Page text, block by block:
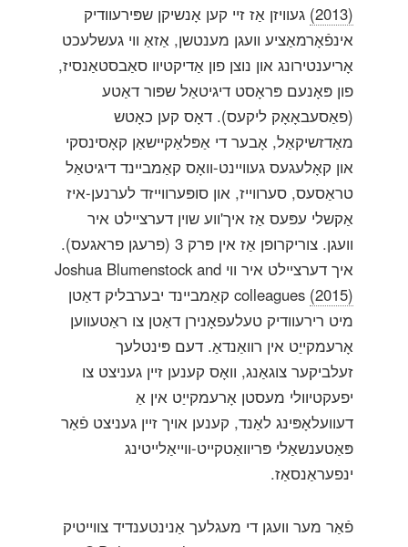
(2013)
געוויזן אַז זיי קען אָנשיקן שפּירעוודיק
אינפֿאָרמאַציע וועגן מענטשן, אַזאַ ווי געשלעכט
אָריענטירונג און נוצן פון אַדיקטיוו סאַבסטאַנסיז,
פון פּאָנעם פּראָסט דיגיטאַל שפּור דאַטע
(פאַסעבאָאָק ליקעס). דאָס קען כאָטש
מאַדזשיקאַל, אָבער די אַפּלאַקיישאַן קאָסינסקי
און קאָלעגעס געוויינט-וואָס קאַמביינד דיגיטאַל
טראַסעס, סערווייז, און סופּערווייזד לערנען-איז
אַקשלי עפּעס אַז איך'ווע שוין דערציילט איר
וועגן. צוריקרופן אַז אין פּרק 3 (פרעגן פראגעס).
איך דערציילט איר ווי Joshua Blumenstock and
colleagues (2015)
קאַמביינד יבערבליק דאַטן
מיט רירעוודיק טעלעפאָנירן דאַטן צו ראַטעווען
אָרעמקייַט אין רוואַנדאַ. דעם פּינטלעך
זעלביקער צוגאַנג, וואָס קענען זיין געניצט צו
יפעקטיוולי מעסטן אָרעמקייַט אין אַ
דעוועלאָפּינג לאַנד, קענען אויך זיין געניצט פֿאַר
פּאַטענשאַלי פּריוואַטקייט-ווייאַלייטינג
ינפעראַנסאַז.
פֿאַר מער וועגן די מעגלעך אַנינטענדיד צווייטיק